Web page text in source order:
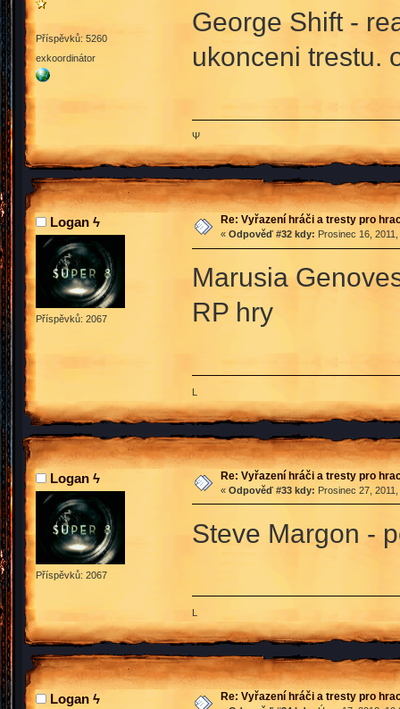
Příspěvků: 5260
exkoordinátor
George Shift -
ukonceni trestu.
Ψ
Logan ϟ
Příspěvků: 2067
Re: Vyřazení hráči a tresty pro
« Odpověď #32 kdy: Prosinec 16,
Marusia
RP hry
L
Logan ϟ
Příspěvků: 2067
Re: Vyřazení hráči a tresty pro
« Odpověď #33 kdy: Prosinec 27,
Steve Margon -
L
Logan ϟ Re: Vyřazení hráči a tresty pro